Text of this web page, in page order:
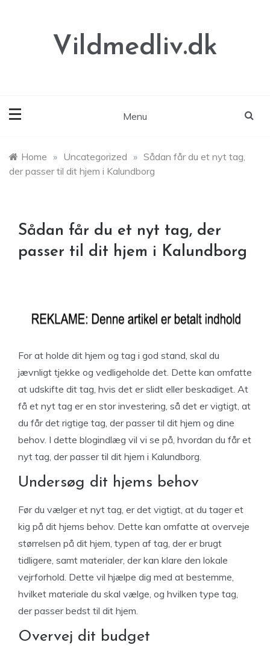
Vildmedliv.dk
Menu
Home » Uncategorized » Sådan får du et nyt tag,
der passer til dit hjem i Kalundborg
Sådan får du et nyt tag, der
passer til dit hjem i Kalundborg
For at holde dit hjem og tag i god stand, skal du
jævnligt tjekke og vedligeholde det. Dette kan omfatte
at udskifte dit tag, hvis det er slidt eller beskadiget. At
få et nyt tag er en stor investering, så det er vigtigt, at
du får det rigtige tag, der passer til dit hjem og dine
behov. I dette blogindlæg vil vi se på, hvordan du får et
nyt tag, der passer til dit hjem i Kalundborg.
Undersøg dit hjems behov
Før du vælger et nyt tag, er det vigtigt, at du tager et
kig på dit hjems behov. Dette kan omfatte at overveje
størrelsen på dit hjem, typen af tag, der er brugt
tidligere, samt materialer, der kan klare den lokale
vejrforhold. Dette vil hjælpe dig med at bestemme,
hvilket materiale du skal vælge, og hvilken type tag,
der passer bedst til dit hjem.
Overvej dit budget